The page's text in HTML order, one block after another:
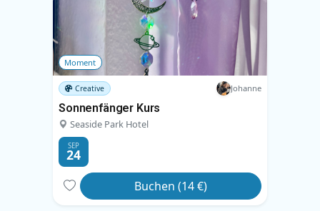
Moment
Creative Johanne
Sonnenfänger Kurs
Seaside Park Hotel
SEP
24
Buchen (14 €)